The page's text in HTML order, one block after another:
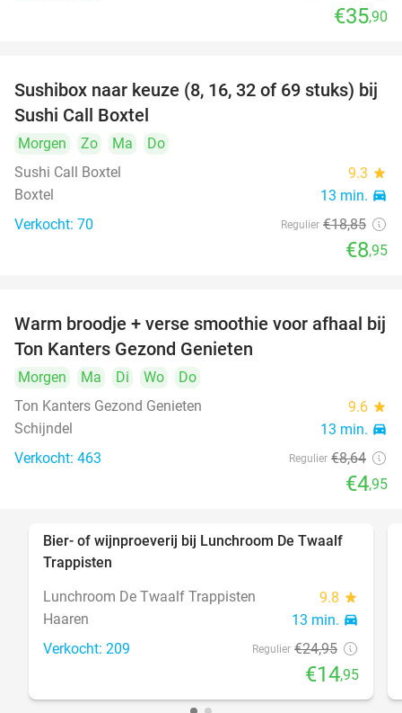
€35,90
53%
Sushibox naar keuze (8, 16, 32 of 69 stuks) bij
Sushi Call Boxtel
Morgen Zo Ma
Do
Sushi Call Boxtel
9.3 star
Boxtel 13 min. directions_car
Verkocht: 70 Regulier €18,85
€8,95
43%
Warm broodje + verse smoothie voor afhaal bij
Ton Kanters Gezond Genieten
Morgen Ma Di Wo
Do
Ton Kanters Gezond Genieten
9.6 star
Schijndel 13 min. directions_car
Verkocht: 463 Regulier €8,64
€4,95
40%
Bier- of wijnproeverij bij Lunchroom De Twaalf
Trappisten
Lunchroom De Twaalf Trappisten
9.8 star
Haaren 13 min. directions_car
Verkocht: 209 Regulier €24,95
€14,95